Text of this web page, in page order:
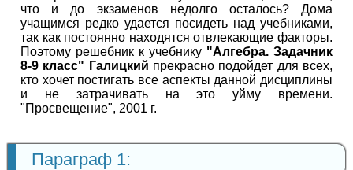
что и до экзаменов недолго осталось? Дома
учащимся редко удается посидеть над учебниками,
так как постоянно находятся отвлекающие факторы.
Поэтому решебник к учебнику "Алгебра. Задачник
8-9 класс" Галицкий прекрасно подойдет для всех,
кто хочет постигать все аспекты данной дисциплины
и не затрачивать на это уйму времени.
"Просвещение", 2001 г.
Параграф 1: